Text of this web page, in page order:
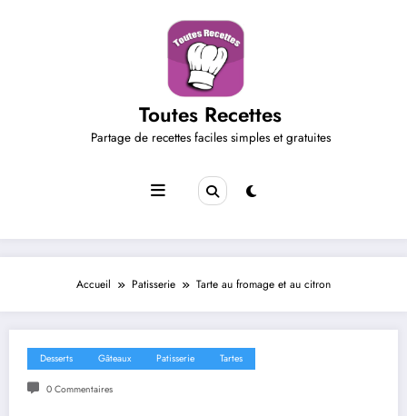
Toutes Recettes
Partage de recettes faciles simples et gratuites
Accueil Patisserie Tarte au fromage et au citron
Desserts Gâteaux Patisserie Tartes
0 Commentaires